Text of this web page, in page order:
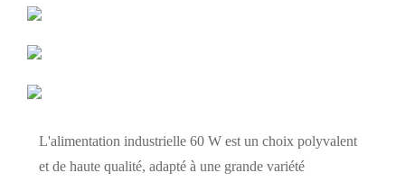
L'alimentation industrielle 60 W est un choix polyvalent
et de haute qualité, adapté à une grande variété